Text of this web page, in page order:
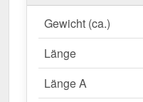
Hergestellt ausStahl
0,50 mm, bietet dieses
Anpassung an Ihr
Mattpolyester
Schokoladenbraun
Gewicht (ca.)
Länge
Länge A